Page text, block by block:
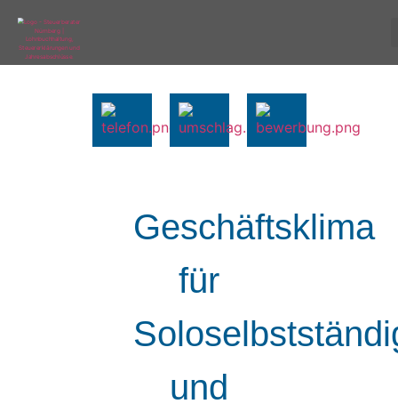
Geschäftsklima
für
und